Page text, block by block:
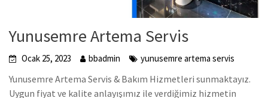
Yunusemre Artema Servis
Ocak 25, 2023 bbadmin yunusemre artema servis
Yunusemre Artema Servis & Bakım Hizmetleri sunmaktayız.
Uygun fiyat ve kalite anlayışımız ile verdiğimiz hizmetin